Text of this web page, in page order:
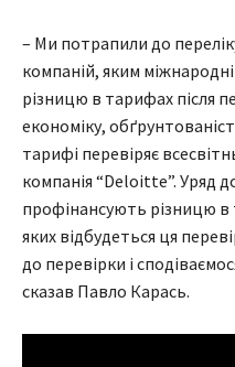
– Ми потрапили до
компаній, яким
різницю в тарифах після
економіку,
тарифі перевіряє
компанія “Deloitte”. Уряд
профінансують різницю
яких відбудеться ця
до перевірки і
сказав Павло Карась.